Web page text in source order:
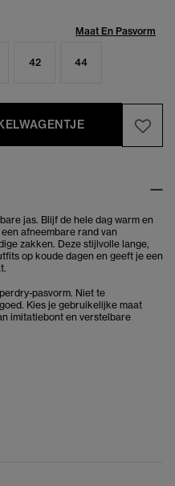
Maat En Pasvorm
42 44
jas. Blijf de hele dag warm en
afneembare rand van
zakken. Deze stijlvolle lange,
op koude dagen en geeft je een
pasvorm. Niet te
Kies je gebruikelijke maat
imitatiebont en verstelbare